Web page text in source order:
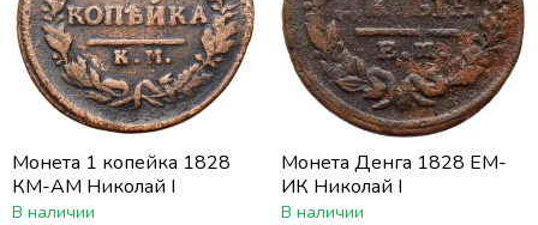
Монета 1 копейка 1828
КМ-АМ Николай I
В наличии
Монета Денга 1828 ЕМ-
ИК Николай I
В наличии